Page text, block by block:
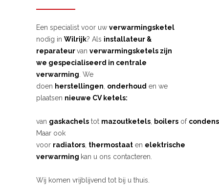
Een specialist voor uw verwarmingsketel
nodig in Wilrijk? Als installateur &
reparateurvan verwarmingsketels zijn
we gespecialiseerd in centrale
verwarming . We
doen herstellingen onderhoud en we
plaatsen nieuwe CV ketels:
van gaskachels tot mazoutketels boilers of
Maar ook
voor radiators thermostaat en elektrische
verwarming kan u ons contacteren.
Wij komen vrijblijvend tot bij u thuis.